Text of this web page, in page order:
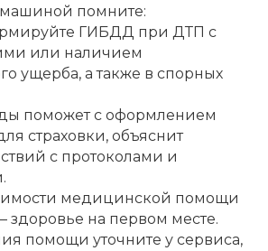
помните:
ГИБДД при ДТП с
или наличием
ущерба, а также в спорных
поможет с оформлением
страховки, объяснит
с протоколами и
медицинской помощи
здоровье на первом месте.
помощи уточните у сервиса,